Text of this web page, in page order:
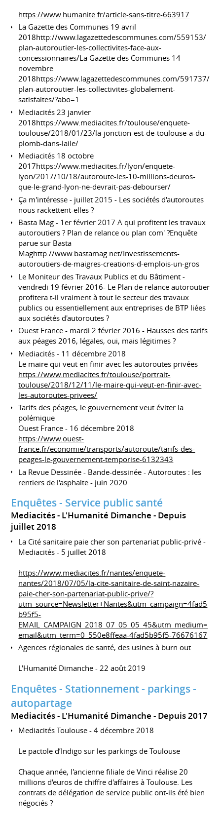
https://www.humanite.fr/article-sans-titre-663917
La Gazette des Communes 19 avril
2018http://www.lagazettedescommunes.com/559153/
plan-autoroutier-les-collectivites-face-aux-
concessionnaires/La Gazette des Communes 14
novembre
2018https://www.lagazettedescommunes.com/591737/
plan-autoroutier-les-collectivites-globalement-
satisfaites/?abo=1
Mediacités 23 janvier
2018https://www.mediacites.fr/toulouse/enquete-
toulouse/2018/01/23/la-jonction-est-de-toulouse-a-du-
plomb-dans-laile/
Mediacités 18 octobre
2017https://www.mediacites.fr/lyon/enquete-
lyon/2017/10/18/autoroute-les-10-millions-deuros-
que-le-grand-lyon-ne-devrait-pas-debourser/
Ça m'intéresse - juillet 2015 - Les sociétés d'autoroutes
nous rackettent-elles ?
Basta Mag - 1er février 2017 A qui profitent les travaux
autoroutiers ? Plan de relance ou plan com' ?Enquête
parue sur Basta
Maghttp://www.bastamag.net/Investissements-
autoroutiers-de-maigres-creations-d-emplois-un-gros
Le Moniteur des Travaux Publics et du Bâtiment -
vendredi 19 février 2016- Le Plan de relance autoroutier
profitera t-il vraiment à tout le secteur des travaux
publics ou essentiellement aux entreprises de BTP liées
aux sociétés d'autoroutes ?
Ouest France - mardi 2 février 2016 - Hausses des tarifs
aux péages 2016, légales, oui, mais légitimes ?
Mediacités - 11 décembre 2018
Le maire qui veut en finir avec les autoroutes privées
https://www.mediacites.fr/toulouse/portrait-
toulouse/2018/12/11/le-maire-qui-veut-en-finir-avec-
les-autoroutes-privees/
Tarifs des péages, le gouvernement veut éviter la
polémique
Ouest France - 16 décembre 2018
https://www.ouest-
france.fr/economie/transports/autoroute/tarifs-des-
peages-le-gouvernement-temporise-6132343
La Revue Dessinée - Bande-dessinée - Autoroutes : les
rentiers de l'asphalte - juin 2020
Enquêtes - Service public santé
Mediacités - L'Humanité Dimanche
Depuis
juillet 2018
La Cité sanitaire paie cher son partenariat public-privé -
Mediacités - 5 juillet 2018
https://www.mediacites.fr/nantes/enquete-
nantes/2018/07/05/la-cite-sanitaire-de-saint-nazaire-
paie-cher-son-partenariat-public-prive/?
utm_source=Newsletter+Nantes&utm_campaign=4fad5
b95f5-
EMAIL_CAMPAIGN_2018_07_05_05_45&utm_medium=
email&utm_term=0_550e8ffeaa-4fad5b95f5-76676167
Agences régionales de santé, des usines à burn out
L'Humanité Dimanche - 22 août 2019
Enquêtes - Stationnement - parkings -
autopartage
Mediacités - L'Humanité Dimanche Depuis 2017
Mediacités Toulouse - 4 décembre 2018
Le pactole d’Indigo sur les parkings de Toulouse
Chaque année, l'ancienne filiale de Vinci réalise 20
millions d'euros de chiffre d'affaires à Toulouse. Les
contrats de délégation de service public ont-ils été bien
négociés ?